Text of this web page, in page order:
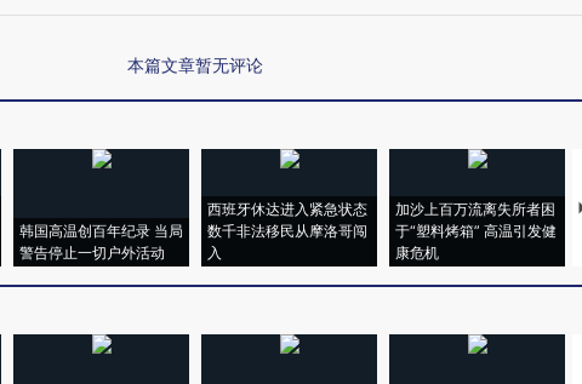
本篇文章暂无评论
韩国高温创百年纪录 当局
警告停止一切户外活动
西班牙休达进入紧急状态
数千非法移民从摩洛哥闯
入
加沙上百万流离失所者困
于“塑料烤箱” 高温引发健
康危机